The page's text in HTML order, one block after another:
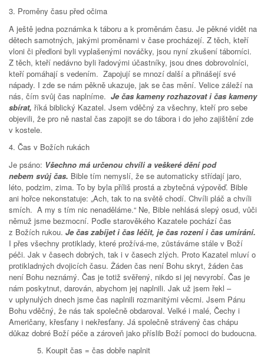
3. Proměny času před očima
A ještě jedna poznámka k táboru a k proměnám času. Je pěkné vidět na
dětech samotných, jakými proměnami v čase procházejí. Z těch, kteří
vloni či předloni byli vyplašenými nováčky, jsou nyní zkušení táborníci.
Z těch, kteří nedávno byli řadovými účastníky, jsou dnes dobrovolníci,
kteří pomáhají s vedením. Zapojují se mnozí další a přinášejí své
nápady. I zde se nám pěkně ukazuje, jak se čas mění. Velice záleží na
nás, čím svůj čas naplníme. Je čas kameny rozhazovat i čas kameny
sbírat, říká biblický Kazatel. Jsem vděčný za všechny, kteří pro sebe
objevili, že pro ně nastal čas zapojit se do tábora i do jeho zajištění zde
v kostele.
4. Čas v Božích rukách
Je psáno: Všechno má určenou chvíli a veškeré dění pod
nebem svůj čas. Bible tím nemyslí, že se automaticky střídají jaro,
léto, podzim, zima. To by byla příliš prostá a zbytečná výpověď. Bible
ani hořce nekonstatuje: „Ach, tak to na světě chodí. Chvíli pláč a chvíli
smích. A my s tím nic nenaděláme.“ Ne, Bible nehlásá slepý osud, vůči
němuž jsme bezmocní. Podle starověkého Kazatele pochází čas
z Božích rukou. Je čas zabíjet i čas léčit, je čas rození i čas umírání.
I přes všechny protiklady, které prožívá-me, zůstáváme stále v Boží
péči. Jak v časech dobrých, tak i v časech zlých. Proto Kazatel mluví o
protikladných dvojicích času. Žáden čas není Bohu skryt, žáden čas
není Bohu neznámý. Čas je totiž svěřený, nikdo si jej nevyrobí. Čas je
nám poskytnut, darován, abychom jej naplnili. Jak už jsem řekl –
v uplynulých dnech jsme čas naplnili rozmanitými věcmi. Jsem Pánu
Bohu vděčný, že nás tak společně obdaroval. Velké i malé, Čechy i
Američany, křesťany i nekřesťany. Já společně strávený čas chápu
důkaz dobré Boží péče a zároveň jako příslib Boží pomoci do budoucna.
5. Koupit čas = čas dobře naplnit